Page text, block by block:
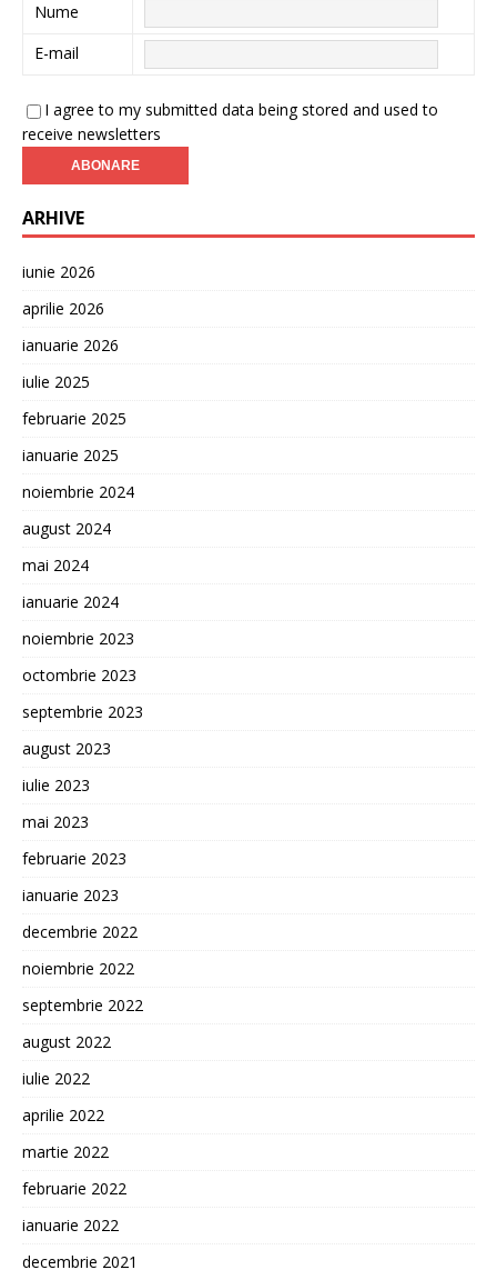
Nume
E-mail
I agree to my submitted data being stored and used to
receive newsletters
ARHIVE
iunie 2026
aprilie 2026
ianuarie 2026
iulie 2025
februarie 2025
ianuarie 2025
noiembrie 2024
august 2024
mai 2024
ianuarie 2024
noiembrie 2023
octombrie 2023
septembrie 2023
august 2023
iulie 2023
mai 2023
februarie 2023
ianuarie 2023
decembrie 2022
noiembrie 2022
septembrie 2022
august 2022
iulie 2022
aprilie 2022
martie 2022
februarie 2022
ianuarie 2022
decembrie 2021